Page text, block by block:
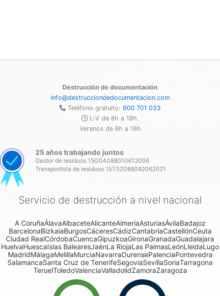
Destrucción de documentación
info@destrucciondedocumentacion.com
Teléfono gratuito: 900 701 033
L-V de 8h a 18h.
Veranos de 8h a 16h
25 años trabajando juntos
Gestor de residuos 15G04088010612006
Transportista de residuos 15T02088092062021
Servicio de destrucción a nivel nacional
A CoruñaÁlavaAlbaceteAlicanteAlmeríaAsturiasÁvilaBadajoz
BarcelonaBizkaiaBurgosCáceresCádizCantabriaCastellónCeuta
Ciudad RealCórdobaCuencaGipuzkoaGironaGranadaGuadalajara
HuelvaHuescaIslas BalearesJaénLa RiojaLas PalmasLeónLleidaLugo
MadridMálagaMelillaMurciaNavarraOurensePalenciaPontevedra
SalamancaSanta Cruz de TenerifeSegoviaSevillaSoriaTarragona
TeruelToledoValenciaValladolidZamoraZaragoza